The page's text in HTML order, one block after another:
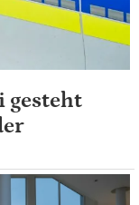
gesteht